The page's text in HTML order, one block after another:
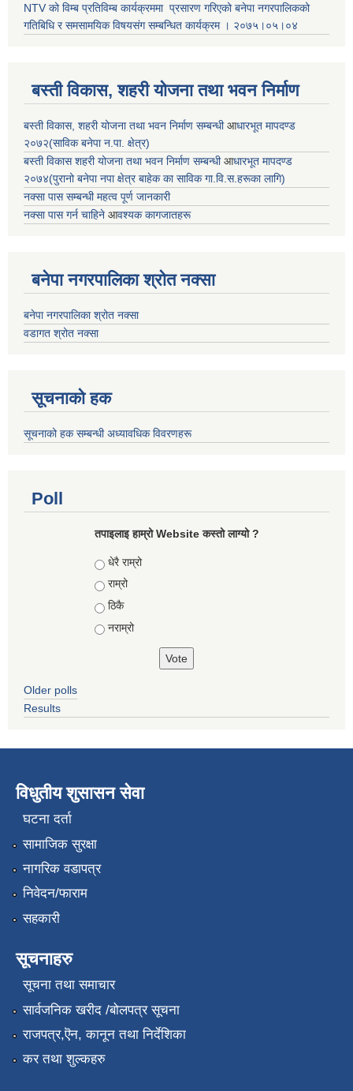
NTV को विम्ब प्रतिविम्ब कार्यक्रममा प्रसारण गरिएकोबनेपा नगरपालिकको
गतिबिधि र समसामयिक विषयसंग सम्बन्धित कार्यक्रम । २०७५।०५।०४
बस्ती विकास, शहरी योजना तथा भवन निर्माण
बस्ती विकास, शहरी योजना तथा भवन निर्माण सम्बन्धीआधारभूत मापदण्ड
२०७२(साविक बनेपा न.पा. क्षेत्र)
बस्ती विकास शहरी योजना तथा भवन निर्माण सम्बन्धीआधारभूत मापदण्ड
२०७४(पुरानो बनेपा नपा क्षेत्र बाहेक का साविक गा.वि.स.हरूका लागि)
नक्सा पास सम्बन्धी महत्व पूर्ण जानकारी
नक्सा पास गर्न चाहिने आवश्यक कागजातहरू
बनेपा नगरपालिका श्रोत नक्सा
बनेपा नगरपालिका श्रोत नक्सा
वडागत श्रोत नक्सा
सूचनाको हक
सूचनाको हक सम्बन्धी अध्यावधिक विवरणहरू
Poll
तपाइलाइ हाम्रो Website कस्तो लाग्यो ?
Choices
धेरै राम्रो
राम्रो
ठिकै
नराम्रो
Older polls
Results
विधुतीय शुसासन सेवा
घटना दर्ता
सामाजिक सुरक्षा
नागरिक वडापत्र
निवेदन/फाराम
सहकारी
सूचनाहरु
सूचना तथा समाचार
सार्वजनिक खरीद /बोलपत्र सूचना
राजपत्र,ऎन, कानून तथा निर्देशिका
कर तथा शुल्कहरु